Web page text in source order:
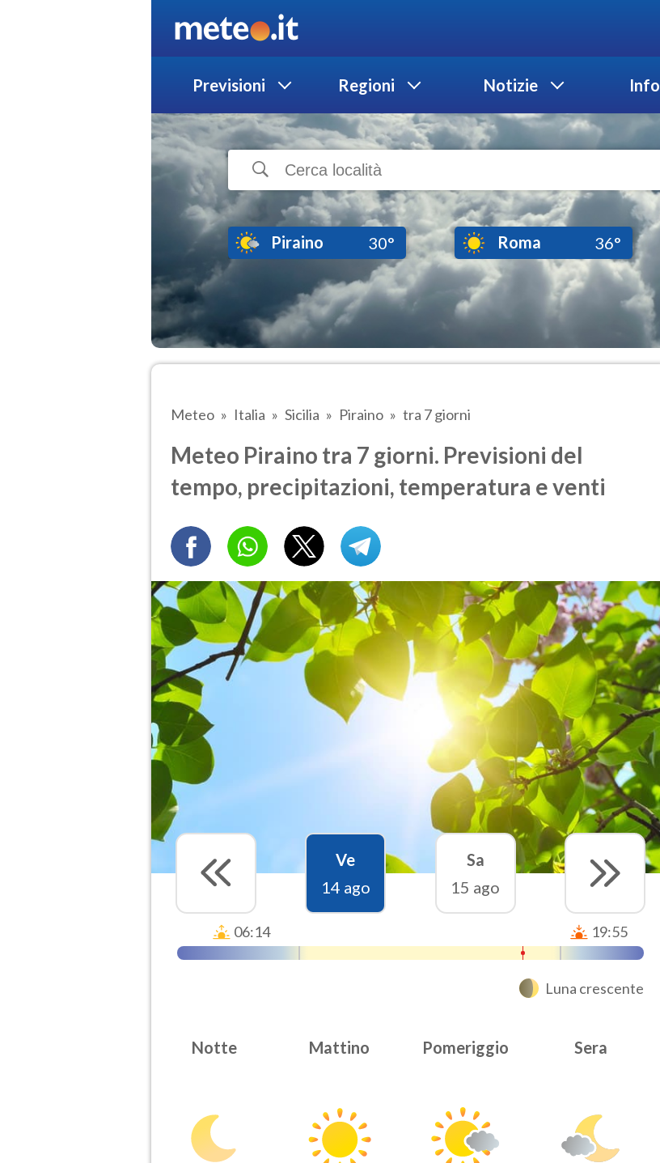
Previsioni Regioni Notizie Info
Piraino 30° Roma 36°
Meteo Italia Sicilia Piraino tra 7 giorni
Meteo Piraino tra 7 giorni. Previsioni del
tempo, precipitazioni, temperatura e venti
Ve
14 ago
Sa
15 ago
06:14 19:55
Luna crescente
Notte Mattino Pomeriggio Sera